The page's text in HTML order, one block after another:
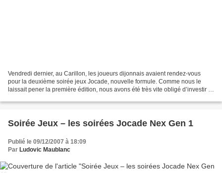
Vendredi dernier, au Carillon, les joueurs dijonnais avaient rendez-vous
pour la deuxième soirée jeux Jocade, nouvelle formule. Comme nous le
laissait pener la première édition, nous avons été très vite obligé d’investir le
Soirée Jeux – les soirées Jocade Nex Gen 1
Publié le 09/12/2007 à 18:09
Par Ludovic Maublanc